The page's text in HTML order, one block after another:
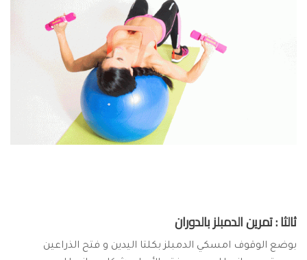
ثالثا : تمرين الدمبلز بالدوران
بوضع الوقوف امسكي الدمبلز بكلتا اليدين و فتح الذراعين